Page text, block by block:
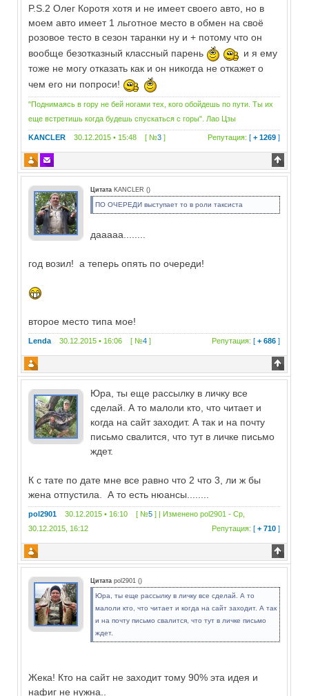
P.S.2 Олег Коротя хотя и не имеет своего авто, но в
моем авто имеет 1 льготное место в обмен на своё
розовое тесто в сезон таранки ну и + потому что он
вообще безотказный классный парень
и я ему
тоже не могу отказать как и он никогда не откажет о
чем его ни попроси!
"Поднимаясь в гору не бей ногами тех, кого обойдешь по пути. Ты их
еще встретишь когда будешь спускаться с горы". Лао Цзы
KANCLER 30.12.2015 • 15:48 [ №3 ] Репутация: [+ 1269 ]
Цитата KANCLER ()
ПО ОЧЕРЕДИ выступает то в роли таксиста
дааааа........
год возил! а теперь опять по очереди!
второе место типа мое!
Lenda 30.12.2015 • 16:06 [ №4 ] Репутация: [+ 686 ]
Юра, ты еще рассылку в личку все
сделай. А то малоли кто, что читает и
когда на сайт заходит. А так и на почту
письмо свалится, что тут в личке письмо
ждет.
К с тате по дате мне все равно что 2 что 3, ли ж бы
жена отпустила. А то есть нюансы........
pol2901 30.12.2015 • 16:10 [ №5 ] | Измененоpol2901 -Ср,
30.12.2015, 16:12
Репутация: [+ 710 ]
Цитата pol2901 ()
Юра, ты еще рассылку в личку все сделай. А то
малоли кто, что читает и когда на сайт заходит. А так
и на почту письмо свалится, что тут в личке письмо
ждет.
Жека! Кто на сайт не заходит тому 90% эта идея и
нафиг не нужна..